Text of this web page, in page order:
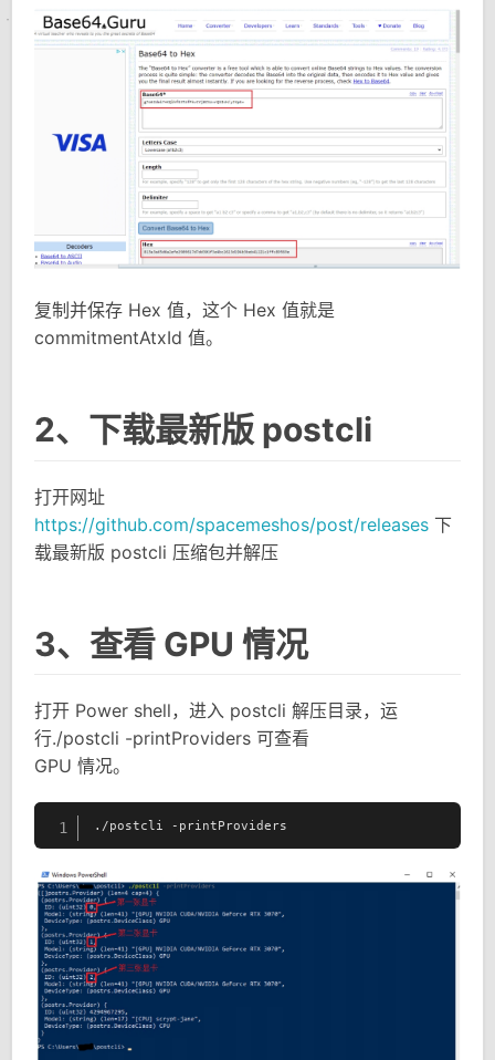
复制并保存 Hex 值，这个 Hex 值就是
commitmentAtxId 值。
2、下载最新版 postcli
打开网址
https://github.com/spacemeshos/post/releases 下
载最新版 postcli 压缩包并解压
3、查看 GPU 情况
打开 Power shell，进入 postcli 解压目录，运
行./postcli -printProviders 可查看
GPU 情况。
1 ./postcli -printProviders